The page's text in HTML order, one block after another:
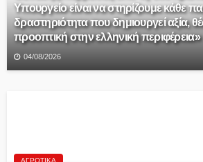
Υπουργείο είναι να στηρίζουμε κάθε
δραστηριότητα που δημιουργεί αξία,
προοπτική στην ελληνική περιφέρεια»
04/08/2026
ΑΓΡΟΤΙΚΆ